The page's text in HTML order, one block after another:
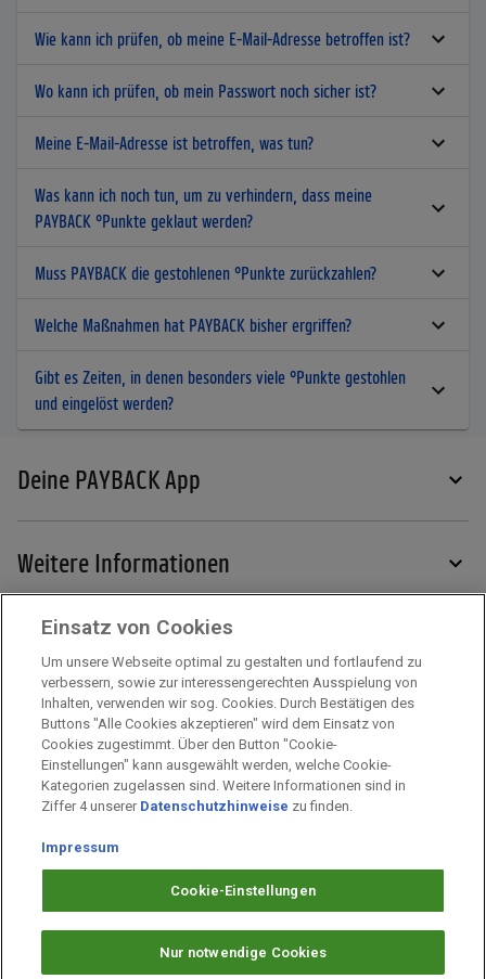
Wie kann ich prüfen, ob meine E-Mail-Adresse betroffen ist?
Wo kann ich prüfen, ob mein Passwort noch sicher ist?
Meine E-Mail-Adresse ist betroffen, was tun?
Was kann ich noch tun, um zu verhindern, dass meine
PAYBACK °Punkte geklaut werden?
Muss PAYBACK die gestohlenen °Punkte zurückzahlen?
Welche Maßnahmen hat PAYBACK bisher ergriffen?
Gibt es Zeiten, in denen besonders viele °Punkte gestohlen
und eingelöst werden?
Deine PAYBACK App
Weitere Informationen
Mehr zu PAYBACK
Impressum
Arbeiten bei PAYBACK
Datenschutz
Einsatz von Cookies
Um unsere Webseite optimal zu gestalten und fortlaufend zu
verbessern, sowie zur interessengerechten Ausspielung von
Inhalten, verwenden wir sog. Cookies. Durch Bestätigen des
Buttons "Alle Cookies akzeptieren" wird dem Einsatz von
Cookies zugestimmt. Über den Button "Cookie-
Einstellungen" kann ausgewählt werden, welche Cookie-
Kategorien zugelassen sind. Weitere Informationen sind in
Ziffer 4 unserer Datenschutzhinweise zu finden.
Impressum
Cookie-Einstellungen
Nur notwendige Cookies